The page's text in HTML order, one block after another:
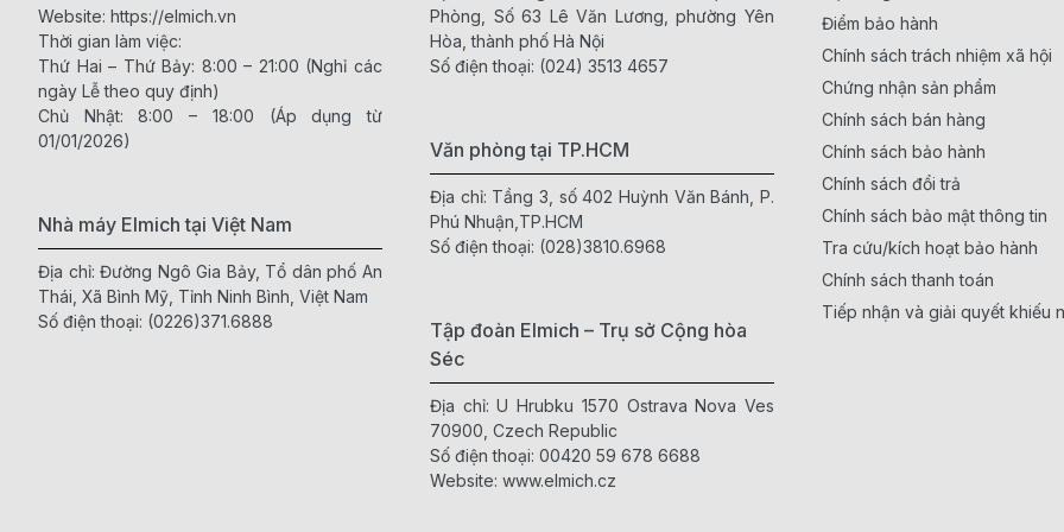
Website: https://elmich.vn
Thời gian làm việc:
Thứ Hai – Thứ Bảy: 8:00 – 21:00 (Nghỉ các
ngày Lễ theo quy định)
Chủ Nhật: 8:00 – 18:00 (Áp dụng từ
01/01/2026)
Nhà máy Elmich tại Việt Nam
Địa chỉ: Đường Ngô Gia Bảy, Tổ dân phố An
Thái, Xã Bình Mỹ, Tỉnh Ninh Bình, Việt Nam
Số điện thoại: (0226)371.6888
Phòng, Số 63 Lê Văn Lương, phường Yên
Hòa, thành phố Hà Nội
Số điện thoại: (024) 3513 4657
Văn phòng tại TP.HCM
Địa chỉ: Tầng 3, số 402 Huỳnh Văn Bánh, P.
Phú Nhuận,TP.HCM
Số điện thoại: (028)3810.6968
Tập đoàn Elmich – Trụ sở Cộng hòa
Séc
Địa chỉ: U Hrubku 1570 Ostrava Nova Ves
70900, Czech Republic
Số điện thoại: 00420 59 678 6688
Website: www.elmich.cz
Điểm bảo hành
Chính sách trách nhiệm xã hội
Chứng nhận sản phẩm
Chính sách bán hàng
Chính sách bảo hành
Chính sách đổi trả
Chính sách bảo mật thông tin
Tra cứu/kích hoạt bảo hành
Chính sách thanh toán
Tiếp nhận và giải quyết khiếu